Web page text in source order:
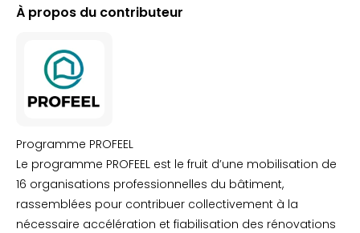
À propos du contributeur
Programme PROFEEL
Le programme PROFEEL est le fruit d’une mobilisation de
16 organisations professionnelles du bâtiment,
rassemblées pour contribuer collectivement à la
nécessaire accélération et fiabilisation des rénovations